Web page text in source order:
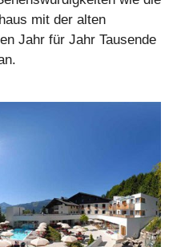
mit der alten
Jahr für Jahr Tausende